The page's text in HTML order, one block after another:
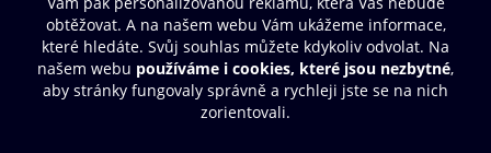
Další zábava
© O2 Czech Republic a.s.